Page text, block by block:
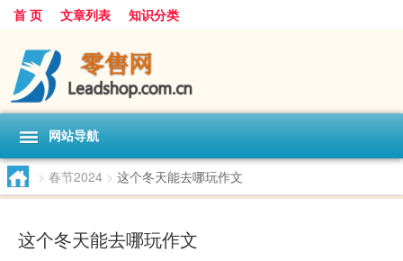
首 页 文章列表 知识分类
网站导航
> 春节2024 > 这个冬天能去哪玩作文
这个冬天能去哪玩作文